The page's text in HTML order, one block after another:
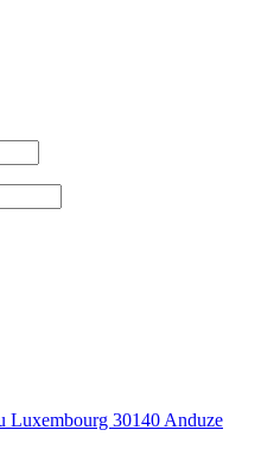
Luxembourg 30140 Anduze